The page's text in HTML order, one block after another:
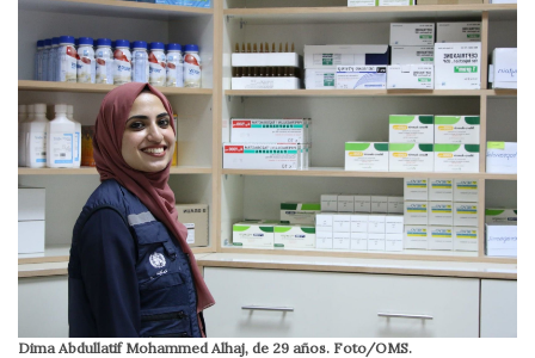
Dima Abdullatif Mohammed Alhaj, de 29 años. Foto/OMS.